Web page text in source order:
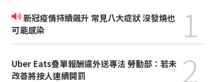
新冠疫情持續飆升 常見八大症狀 沒發燒也
可能感染
1
Uber Eats疊單報酬違外送專法 勞動部：若未
改善將按人連續開罰
2